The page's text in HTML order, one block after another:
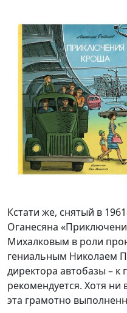
Кстати же, снятый в
Оганесяна
Михалковым в роли
гениальным Николаем
директора автобазы – к
рекомендуется. Хотя ни
эта грамотно